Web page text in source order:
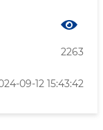
2263
09-12 15:43:42